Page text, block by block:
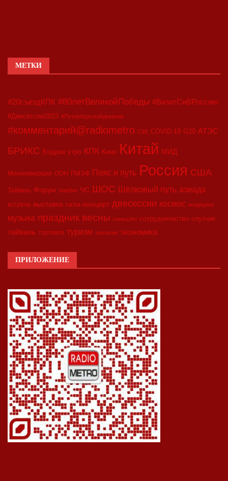
МЕТКИ
#20съездКПК #80летВеликойПобеды #ВизитСиВРоссию
#Двесессии2023 #Петербургскийдневник
#комментарий@radiometro CIIE COVID-19 G20 АТЭС
БРИКС Бодрое утро КПК Кино Китай МИД
Минкоммерции ООН ПМЭФ Пояс и путь Россия США
Тайвань Форум Харбин ЧС ШОС Шёлковый путь азиада
встреча выставка гала-концерт двесессии космос медицина
музыка праздник весны синьцзян сотрудничество спутник
тайвань торговля туризм экология экономика
ПРИЛОЖЕНИЕ